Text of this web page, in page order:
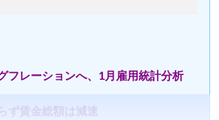
フレーションへ、1月雇用統計分析
ず賃金総額は減速